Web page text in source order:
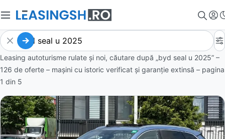
Leasing autoturisme rulate și noi, căutare după „byd seal u 2025” –
126 de oferte – mașini cu istoric verificat și garanție extinsă – pagina
1 din 5